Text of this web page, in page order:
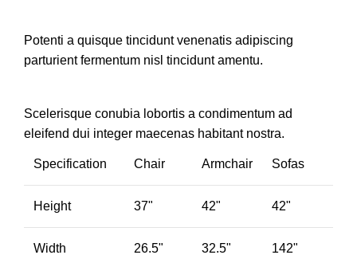
Potenti a quisque tincidunt venenatis adipiscing
parturient fermentum nisl tinciduntamentu.
Scelerisque conubia lobortis a condimentum ad
eleifend dui integer maecenas habitant nostra.
Specification Chair Armchair Sofas
Height 37" 42" 42"
Width 26.5" 32.5" 142"